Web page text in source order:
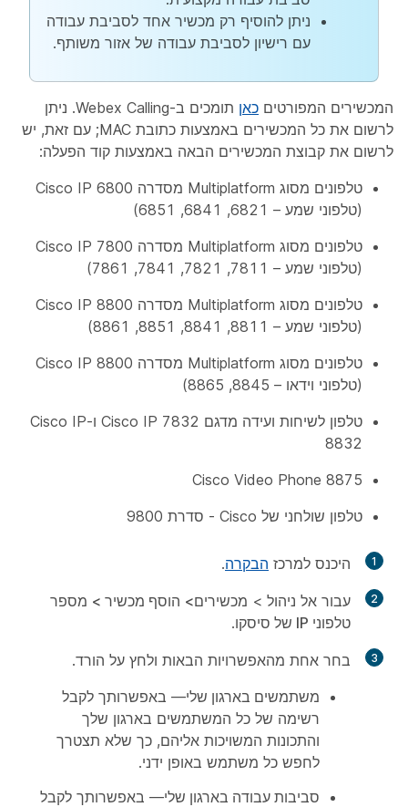
ניתן להוסיף רק מכשיר אחד לסביבת עבודה
עם רישיון לסביבת עבודה של אזור משותף.
המכשירים המפורטים כאן
תומכים ב-Webex Calling. ניתן
לרשום את כל המכשירים באמצעות כתובת MAC; עם זאת, יש
לרשום את קבוצת המכשירים הבאה באמצעות קוד הפעלה:
טלפונים מסוג Multiplatform מסדרה Cisco IP 6800
(טלפוני שמע – 6821, 6841, 6851)
טלפונים מסוג Multiplatform מסדרה Cisco IP 7800
(טלפוני שמע – 7811, 7821, 7841, 7861)
טלפונים מסוג Multiplatform מסדרה Cisco IP 8800
(טלפוני שמע – 8811, 8841, 8851, 8861)
טלפונים מסוג Multiplatform מסדרה Cisco IP 8800
(טלפוני וידאו – 8845, 8865)
טלפון לשיחות ועידה מדגם Cisco IP 7832 ו-Cisco IP
8832
Cisco Video Phone 8875
טלפון שולחני של Cisco - סדרת 9800
1 היכנס למרכז הבקרה.
2 עבור אל ניהול > מכשירים> הוסף מכשיר > מספר
טלפוני IP של סיסקו
.
3 בחר אחת מהאפשרויות הבאות ולחץ על הורד.
משתמשים בארגון שלי— באפשרותך לקבל
רשימה של כל המשתמשים בארגון שלך
והתכונות המשויכות אליהם, כך שלא תצטרך
לחפש כל משתמש באופן ידני.
סביבות עבודה בארגון שלי— באפשרותך לקבל